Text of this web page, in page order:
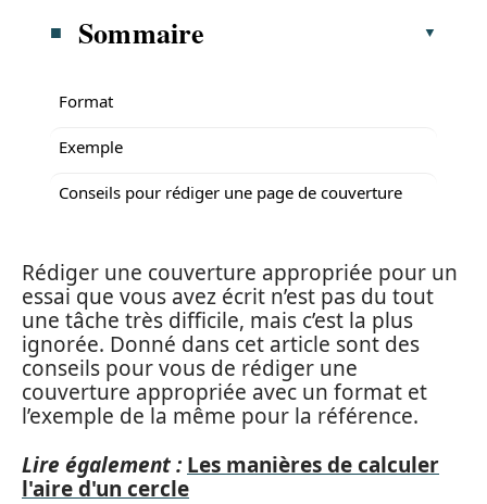
Sommaire
Format
Exemple
Conseils pour rédiger une page de couverture
Rédiger une couverture appropriée pour un
essai que vous avez écrit n’est pas du tout
une tâche très difficile, mais c’est la plus
ignorée. Donné dans cet article sont des
conseils pour vous de rédiger une
couverture appropriée avec un format et
l’exemple de la même pour la référence.
Lire également : Les manières de calculer
l'aire d'un cercle